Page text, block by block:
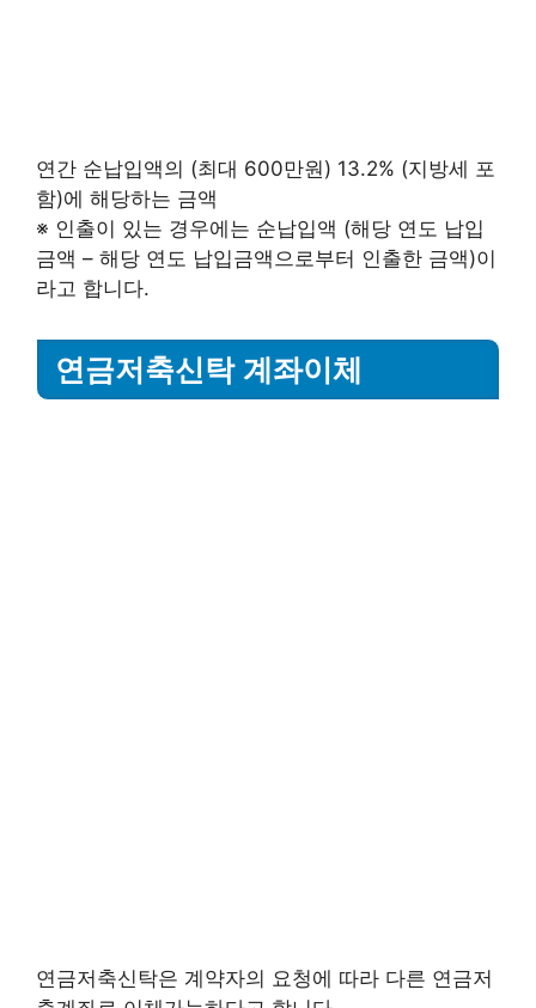
연간 순납입액의 (최대 600만원) 13.2% (지방세 포
함)에 해당하는 금액
※ 인출이 있는 경우에는 순납입액 (해당 연도 납입
금액 – 해당 연도 납입금액으로부터 인출한 금액)이
라고 합니다.
연금저축신탁 계좌이체
연금저축신탁은 계약자의 요청에 따라 다른 연금저